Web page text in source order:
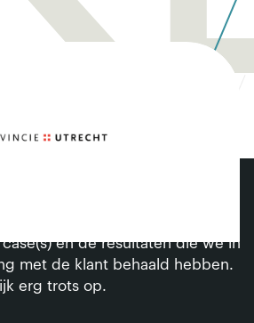
klant
en de resultaten die we in
met de klant behaald hebben.
erg trots op.